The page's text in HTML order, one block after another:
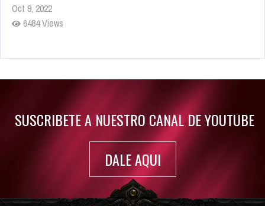
Oct 9, 2022
6484 Views
Rumor: Se filtran los primeros detalles de Resident Evil 9
SUSCRIBETE A NUESTRO CANAL DE YOUTUBE
DALE AQUI